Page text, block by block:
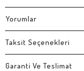
Yorumlar
Taksit Seçenekleri
Garanti Ve Teslimat